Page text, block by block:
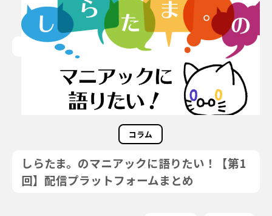
コラム
しらたま。のマニアックに語りたい！【第1
回】配信プラットフォームまとめ